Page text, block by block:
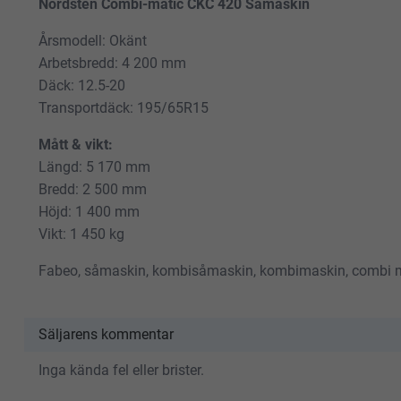
Nordsten Combi-matic CKC 420 Såmaskin
Årsmodell: Okänt
Arbetsbredd: 4 200 mm
Däck: 12.5-20
Transportdäck: 195/65R15
Mått & vikt:
Längd: 5 170 mm
Bredd: 2 500 mm
Höjd: 1 400 mm
Vikt: 1 450 kg
Fabeo, såmaskin, kombisåmaskin, kombimaskin, combi
Säljarens kommentar
Inga kända fel eller brister.